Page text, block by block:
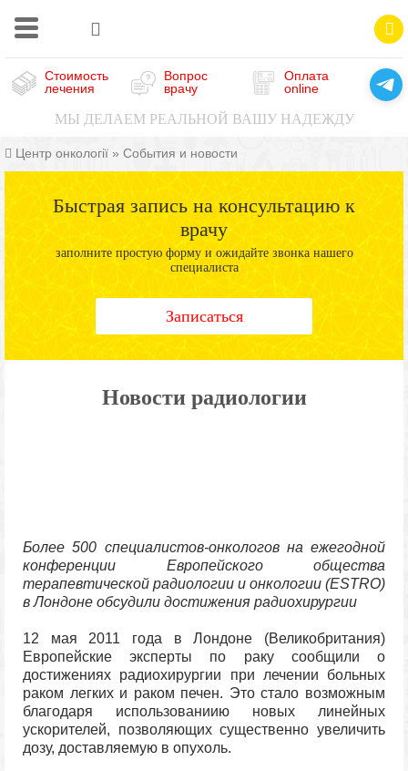
Стоимость
лечения
Вопрос
врачу
Оплата
online
МЫ ДЕЛАЕМ РЕАЛЬНОЙ ВАШУ НАДЕЖДУ
Центр онкології » События и новости
Быстрая запись на консультацию к
врачу
заполните простую форму и ожидайте звонка нашего
специалиста
Записаться
Новости радиологии
Более 500 специалистов-онкологов на ежегодной
конференции Европейского общества
терапевтической радиологии и онкологии (ESTRO)
в Лондоне обсудили достижения радиохирургии
12 мая 2011 года в Лондоне (Великобритания)
Европейские эксперты по раку сообщили о
достижениях радиохирургии при лечении больных
раком легких и раком печен. Это стало возможным
благодаря использованиию новых линейных
ускорителей, позволяющих существенно увеличить
дозу, доставляемую в опухоль.